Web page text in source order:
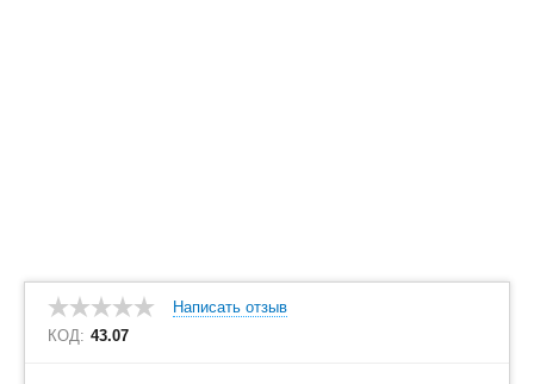
Написать отзыв
КОД: 43.07